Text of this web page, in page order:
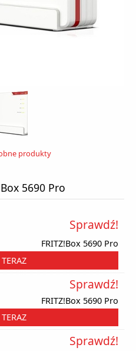
produkty
5690 Pro
FRITZ!Box 5690 Pro
Sprawdź!
FRITZ!Box 5690 Pro
Sprawdź!
Sprawdź!